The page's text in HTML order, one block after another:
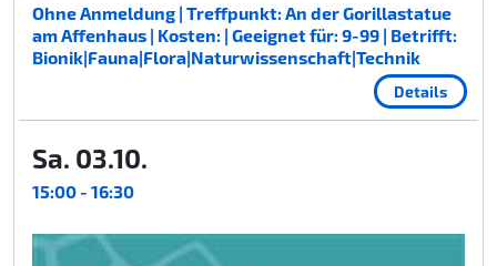
Ohne Anmeldung | Treffpunkt: An der Gorillastatue
am Affenhaus | Kosten: | Geeignet für: 9-99 | Betrifft:
Bionik|Fauna|Flora|Naturwissenschaft|Technik
Details
Sa. 03.10.
15:00 - 16:30